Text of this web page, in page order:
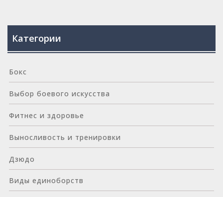
Категории
Бокс
Выбор боевого искусства
Фитнес и здоровье
Выносливость и тренировки
Дзюдо
Виды единоборств